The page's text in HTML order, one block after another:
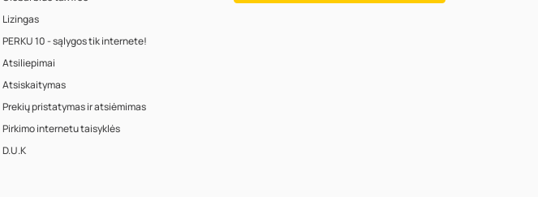
Lizingas
PERKU 10 - sąlygos tik internete!
Atsiliepimai
Atsiskaitymas
Prekių pristatymas ir atsiėmimas
Pirkimo internetu taisyklės
D.U.K